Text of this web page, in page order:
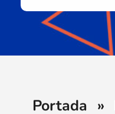
Portada »